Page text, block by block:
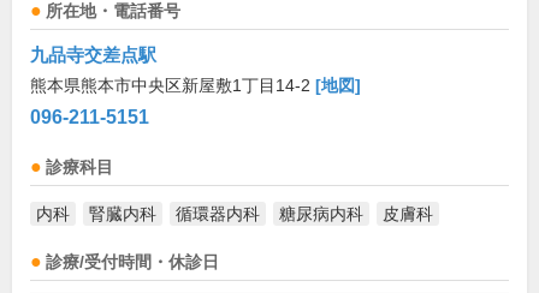
所在地・電話番号
九品寺交差点駅
熊本県熊本市中央区新屋敷1丁目14-2 [地図]
096-211-5151
診療科目
内科 腎臓内科 循環器内科 糖尿病内科 皮膚科
診療/受付時間・休診日